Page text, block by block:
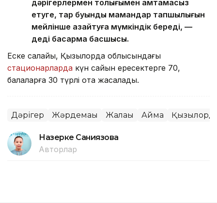
дәрігерлермен толығымен қамтамасыз
етуге, тар буынды мамандар тапшылығын
мейлінше азайтуға мүмкіндік береді, —
деді басқарма басшысы.
Еске салайық, Қызылорда облысындағы
стационарларда күн сайын ересектерге 70,
балаларға 30 түрлі ота жасалады.
Дәрігер Жәрдемақы Жалақы Аймақ
Назерке Саниязова
Авторлар